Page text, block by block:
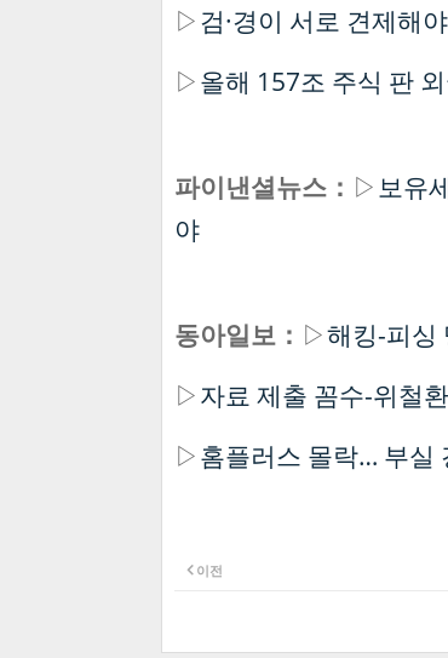
▷검·경이 서로 견제해
▷올해 157조 주식 판
파이낸셜뉴스： ▷보유
야
동아일보： ▷해킹-피싱
▷자료 제출 꼼수-위철
▷홈플러스 몰락… 부실
이전